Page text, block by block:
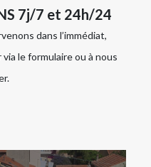
7j/7 et 24h/24
dans l’immédiat,
le formulaire ou à nous